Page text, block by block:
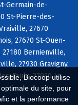
Biocoop utilise
du site, pour
et la performance
Germain-de-
St-Pierre-des-
27670
27670 St-Ouen-
27180 Bernienville,
27930 Gravigny,
Faulx, 27930 Le